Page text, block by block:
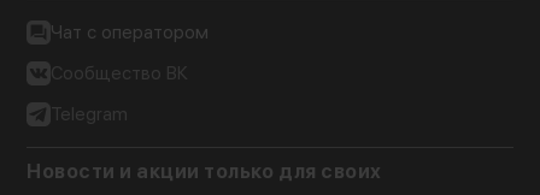
Чат с оператором
Сообщество ВК
Telegram
Новости и акции только для своих